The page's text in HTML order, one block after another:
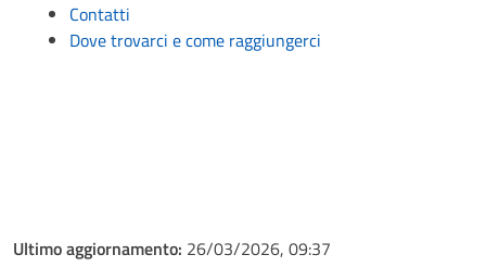
Contatti
Dove trovarci e come raggiungerci
Ultimo aggiornamento: 26/03/2026, 09:37